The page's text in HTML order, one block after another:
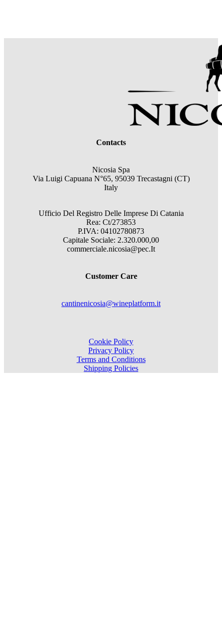
Contacts
Nicosia Spa
Via Luigi Capuana N°65, 95039 Trecastagni (CT)
Italy
Ufficio Del Registro Delle Imprese Di Catania
Rea: Ct/273853
P.IVA: 04102780873
Capitale Sociale: 2.320.000,00
commerciale.nicosia@pec.It
Customer Care
cantinenicosia@wineplatform.it
Cookie Policy
Privacy Policy
Terms and Conditions
Shipping Policies